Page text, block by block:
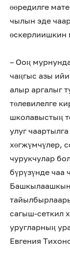
өөредилге
чылын эде
өскерлиишкин
– Ооң
чаңгыс азы
алыр аргалыг
төлевилелге
школавыстың
улуг
хөгжүмчүлер,
чурукчулар
бүрүзүнде чаа
сагыш-сеткил
уругларның
Евгения